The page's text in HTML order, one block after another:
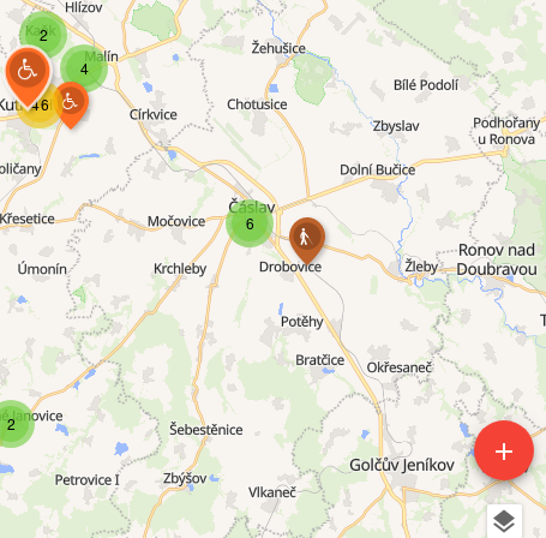
6
4
2
46
2
add